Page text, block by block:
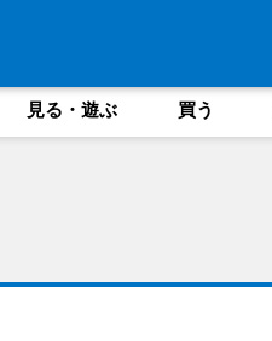
見る・遊ぶ 買う